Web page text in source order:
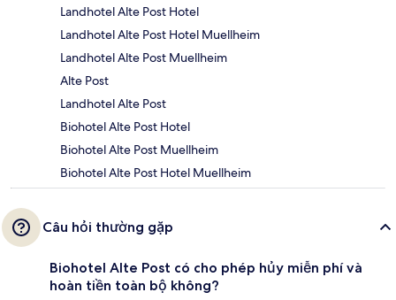
Landhotel Alte Post Hotel
Landhotel Alte Post Hotel Muellheim
Landhotel Alte Post Muellheim
Alte Post
Landhotel Alte Post
Biohotel Alte Post Hotel
Biohotel Alte Post Muellheim
Biohotel Alte Post Hotel Muellheim
Câu hỏi thường gặp
Biohotel Alte Post có cho phép hủy miễn phí và
hoàn tiền toàn bộ không?